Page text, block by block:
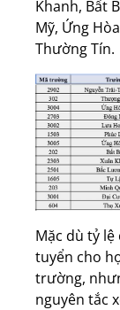
Khanh, Bất
Mỹ, Ứng
Thường Tín.
Mặc dù tỷ
tuyển cho
trường,
nguyên tắc